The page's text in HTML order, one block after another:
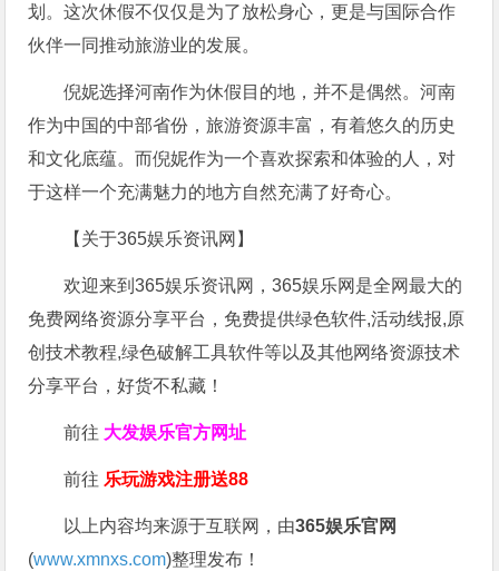
划。这次休假不仅仅是为了放松身心，更是与国际合作
伙伴一同推动旅游业的发展。
倪妮选择河南作为休假目的地，并不是偶然。河南
作为中国的中部省份，旅游资源丰富，有着悠久的历史
和文化底蕴。而倪妮作为一个喜欢探索和体验的人，对
于这样一个充满魅力的地方自然充满了好奇心。
【关于365娱乐资讯网】
欢迎来到365娱乐资讯网，365娱乐网是全网最大的
免费网络资源分享平台，免费提供绿色软件,活动线报,原
创技术教程,绿色破解工具软件等以及其他网络资源技术
分享平台，好货不私藏！
前往 大发娱乐官方网址
前往 乐玩游戏注册送88
以上内容均来源于互联网，由365娱乐官网
(www.xmnxs.com)整理发布！